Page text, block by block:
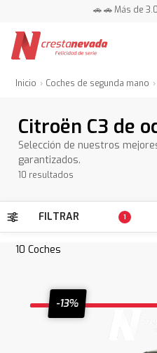
📍 Centros en
📍 Centros en
Inicio Coches de segunda mano
Citroën C3 de
Selección de nuestros
garantizados.
10 resultados
FILTRAR 1
10 Coches
-13%